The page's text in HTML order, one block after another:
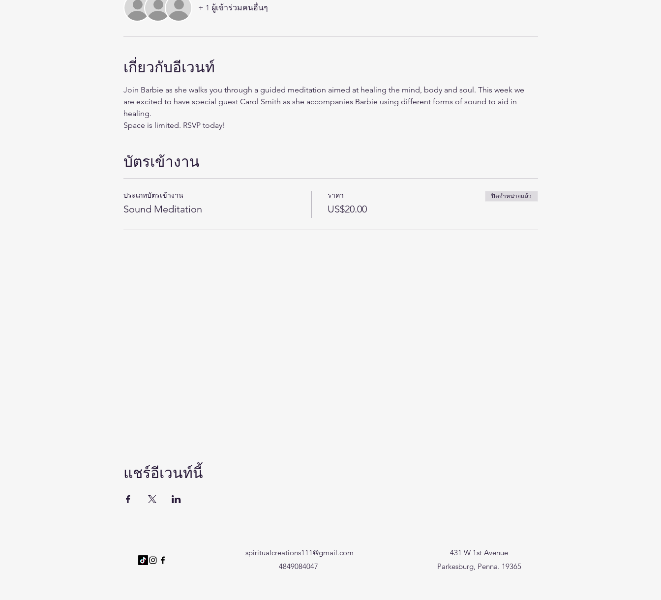
+ 1 ผู้เข้าร่วมคนอื่นๆ
เกี่ยวกับอีเวนท์
Join Barbie as she walks you through a guided meditation aimed at healing the mind, body and soul. This week we
are excited to have special guest Carol Smith as she accompanies Barbie using different forms of sound to aid in
healing.
Space is limited. RSVP today!
บัตรเข้างาน
ประเภทบัตรเข้างาน
Sound Meditation
ราคา
US$20.00
ปิดจำหน่ายแล้ว
แชร์อีเวนท์นี้
spiritualcreations111@gmail.com
4849084047
431 W 1st Avenue
Parkesburg, Penna. 19365